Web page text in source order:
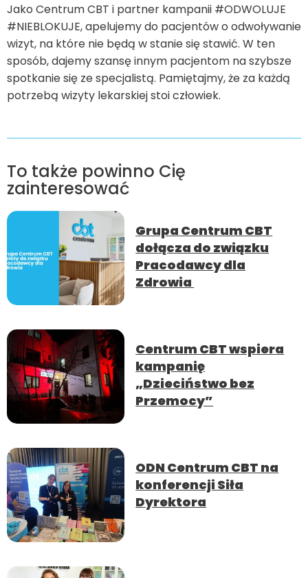
Jako Centrum CBT i partner kampanii #ODWOLUJE
#NIEBLOKUJE, apelujemy do pacjentów o odwoływanie
wizyt, na które nie będą w stanie się stawić. W ten
sposób, dajemy szansę innym pacjentom na szybsze
spotkanie się ze specjalistą. Pamiętajmy, że za każdą
potrzebą wizyty lekarskiej stoi człowiek.
To także powinno Cię
zainteresować
Grupa Centrum CBT
dołącza do związku
Pracodawcy dla
Zdrowia
Centrum CBT wspiera
kampanię
„Dzieciństwo bez
Przemocy”
ODN Centrum CBT na
konferencji Siła
Dyrektora